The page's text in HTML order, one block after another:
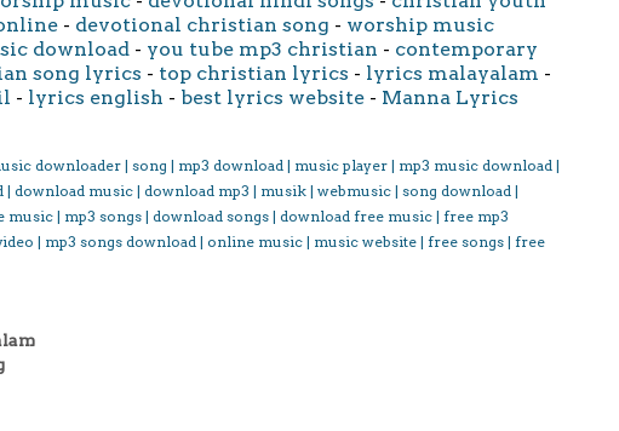
- devotional christian song - worship music
download - you tube mp3 christian - contemporary
song lyrics - top christian lyrics - lyrics malayalam -
- lyrics english - best lyrics website - Manna Lyrics
downloader | song | mp3 download | music player | mp3 music download |
download music | download mp3 | musik | webmusic | song download |
| mp3 songs | download songs | download free music | free mp3
| mp3 songs download | online music | music website | free songs | free